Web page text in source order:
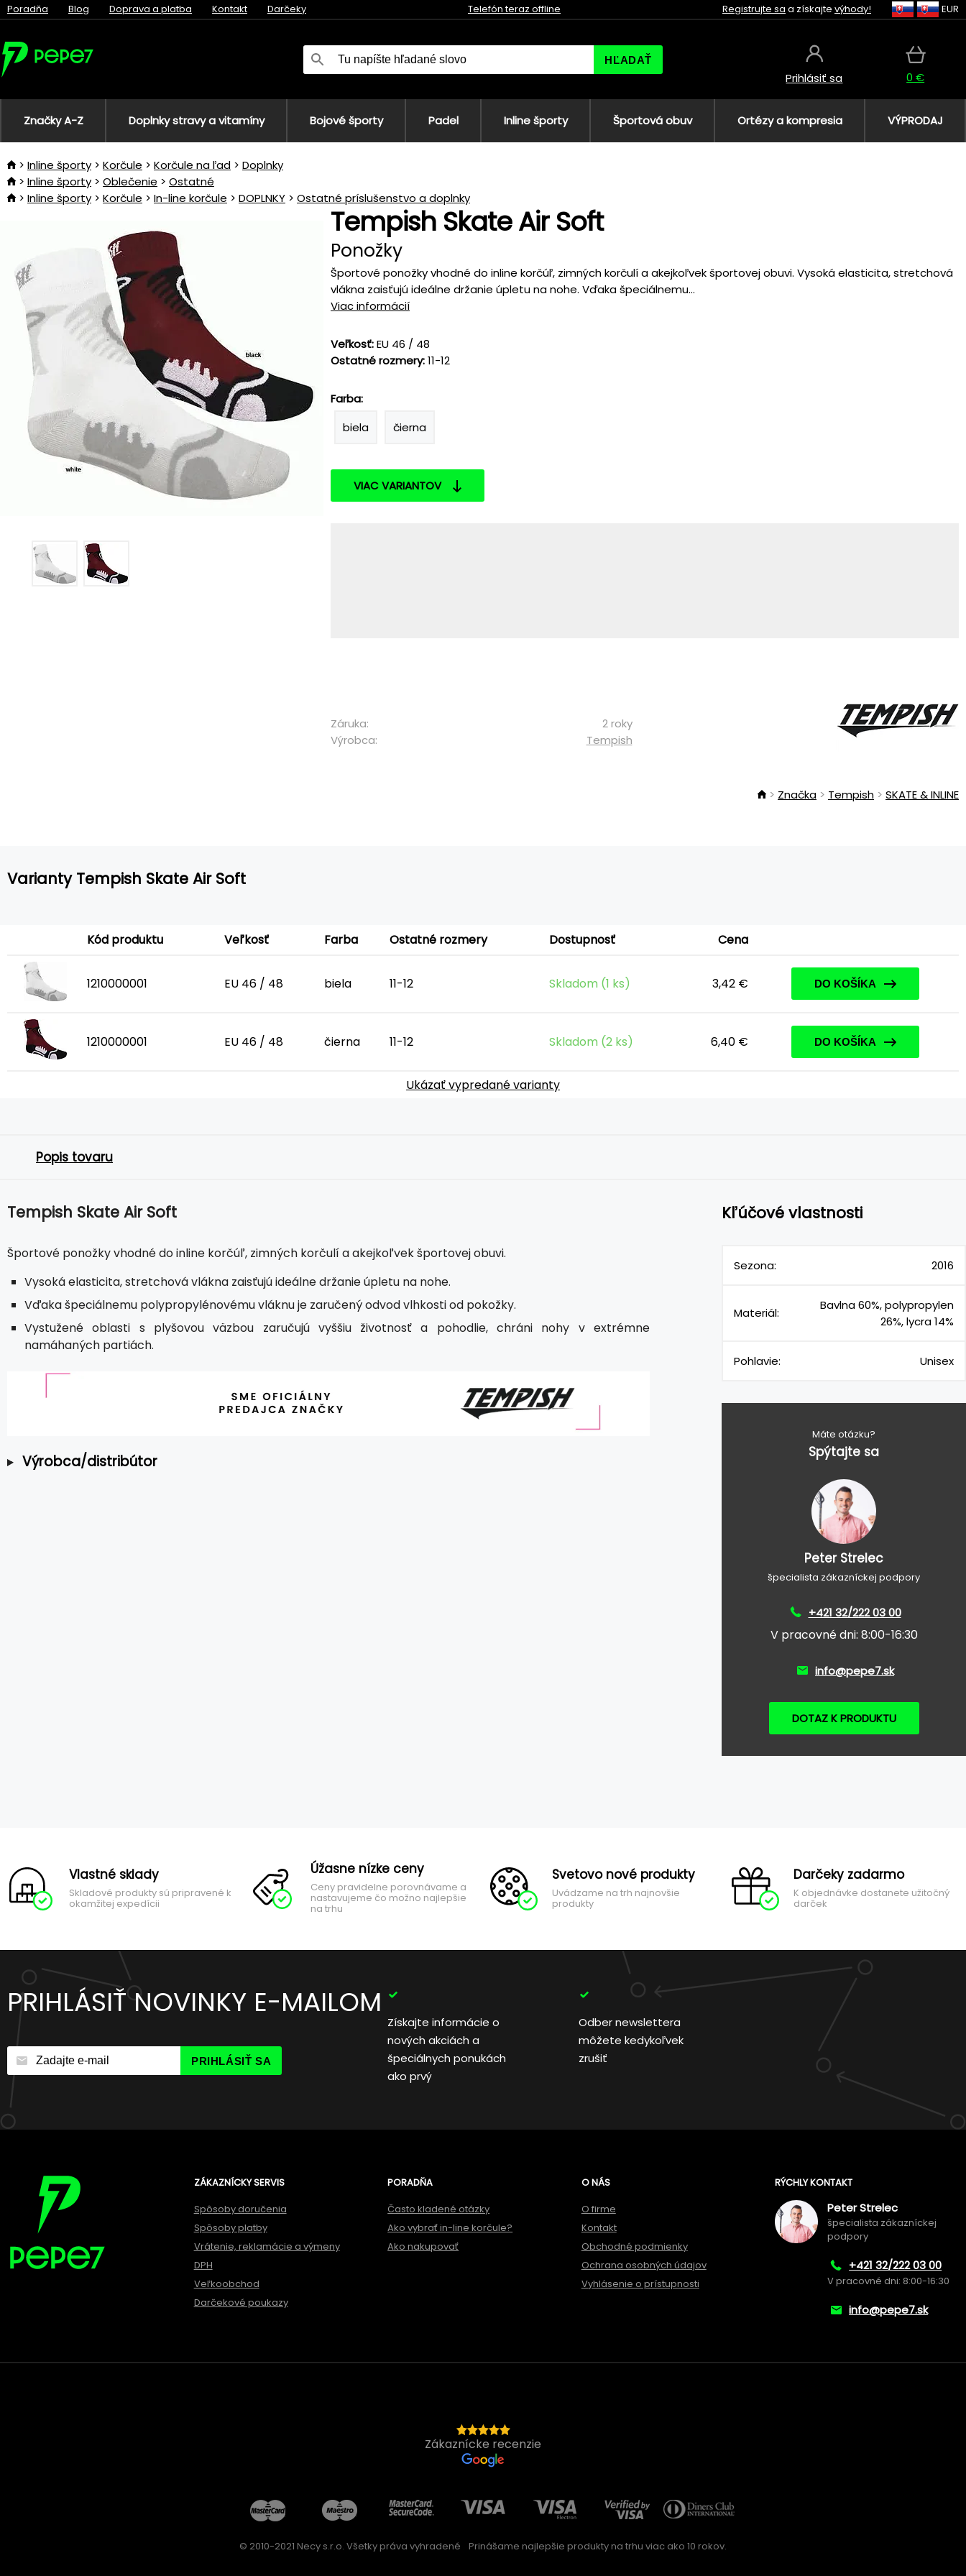
Poradňa Blog Doprava a platba Kontakt Darčeky Telefón teraz offline Registrujte sa a získajte výhody! EUR
HĽADAŤ
Prihlásiť sa 0 €
Značky A-Z Doplnky stravy a vitamíny Bojové športy Padel Inline športy Športová obuv Ortézy a kompresia VÝPRODAJ
Inline športy Korčule Korčule na ľad
Doplnky
Inline športy
Oblečenie
Ostatné
Inline športy
Korčule In-line korčule DOPLNKY Ostatné príslušenstvo a doplnky
Tempish Skate Air Soft
Ponožky
Športové ponožky vhodné do inline korčúľ, zimných korčulí a akejkoľvek športovej obuvi. Vysoká elasticita, stretchová
vlákna zaisťujú ideálne držanie úpletu na nohe. Vďaka špeciálnemu...
Viac informácií
Veľkosť:EU 46 / 48
Ostatné rozmery:11-12
Farba:
biela
čierna
VIAC VARIANTOV
Záruka:
2 roky
Výrobca:
Tempish
Značka Tempish SKATE & INLINE
Varianty Tempish Skate Air Soft
Kód produktu Veľkosť Farba Ostatné rozmery Dostupnosť Cena
1210000001 EU 46 / 48 biela 11-12 Skladom (1 ks) 3,42 € DO KOŠÍKA
1210000001 EU 46 / 48 čierna 11-12 Skladom (2 ks) 6,40 € DO KOŠÍKA
Ukázať vypredané varianty
Popis tovaru
Tempish Skate Air Soft
Športové ponožky vhodné do inline korčúľ, zimných korčulí a akejkoľvek športovej obuvi.
Vysoká elasticita, stretchová vlákna zaisťujú ideálne držanie úpletu na nohe.
Vďaka špeciálnemu polypropylénovému vláknu je zaručený odvod vlhkosti od pokožky.
Vystužené oblasti s plyšovou väzbou zaručujú vyššiu životnosť a pohodlie, chráni nohy v extrémne
namáhaných partiách.
Výrobca/distribútor
Kľúčové vlastnosti
Sezona: 2016
Materiál:
Bavlna 60%, polypropylen
26%, lycra 14%
Pohlavie: Unisex
Máte otázku?
Spýtajte sa
Peter Strelec
špecialista zákazníckej podpory
+421 32/222 03 00
V pracovné dni: 8:00-16:30
info@pepe7.sk
DOTAZ K PRODUKTU
Vlastné sklady
Skladové produkty sú pripravené k
okamžitej expedícii
Úžasne nízke ceny
Ceny pravidelne porovnávame a
nastavujeme čo možno najlepšie
na trhu
Svetovo nové produkty
Uvádzame na trh najnovšie
produkty
Darčeky zadarmo
K objednávke dostanete užitočný
darček
PRIHLÁSIŤ NOVINKY E-MAILOM
PRIHLÁSIŤ SA
Získajte informácie o
nových akciách a
špeciálnych ponukách
ako prvý
Odber newslettera
môžete kedykoľvek
zrušiť
ZÁKAZNÍCKY SERVIS
Spôsoby doručenia
Spôsoby platby
Vrátenie, reklamácie a výmeny
DPH
Veľkoobchod
Darčekové poukazy
PORADŇA
Často kladené otázky
Ako vybrať in-line korčule?
Ako nakupovať
O NÁS
O firme
Kontakt
Obchodné podmienky
Ochrana osobných údajov
Vyhlásenie o prístupnosti
RÝCHLY KONTAKT
Peter Strelec
špecialista zákazníckej
podpory
+421 32/222 03 00
V pracovné dni: 8:00-16:30
info@pepe7.sk
Zákaznícke recenzie
© 2010-2021 Necy s.r.o. Všetky práva vyhradené Prinášame najlepšie produkty na trhu viac ako 10 rokov.